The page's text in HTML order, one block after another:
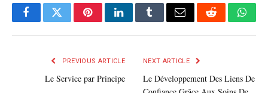
FacebookTwitterPinterestLinkedInTumblrE-
Reddit
PREVIOUS ARTICLE
Le Service par Principe
NEXT ARTICLE
Le Développement Des Liens De